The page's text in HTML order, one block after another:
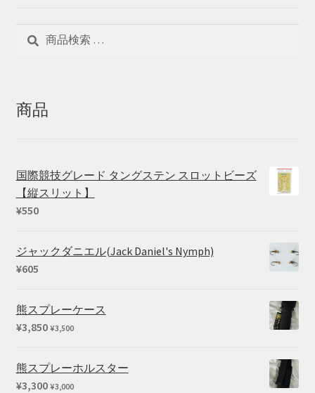
商品
国際競技グレード タングステン スロットビーズ
【縦スリット】
¥550
ジャックダニエル(Jack Daniel's Nymph)
¥605
熊スプレーケース
¥3,850 ¥3,500
熊スプレーホルスター
¥3,300 ¥3,000